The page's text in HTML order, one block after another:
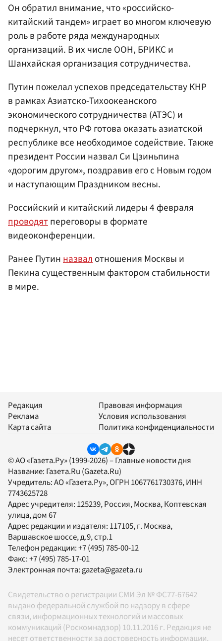
Он обратил внимание, что «российско-
китайский тандем» играет во многом ключевую
роль в работе ряда международных
организаций. В их числе ООН, БРИКС и
Шанхайская организация сотрудничества.
Путин пожелал успехов председательству КНР
в рамках Азиатско-Тихоокеанского
экономического сотрудничества (АТЭС) и
подчеркнул, что РФ готова оказать азиатской
республике все необходимое содействие. Также
президент России назвал Си Цзиньпина
«дорогим другом», поздравив его с Новым годом
и наступающим Праздником весны.
Российский и китайский лидеры 4 февраля
проводятпереговоры в формате
видеоконференции.
Ранее Путинназвалотношения Москвы и
Пекина существенным фактором стабильности
в мире.
Редакция
Реклама
Карта сайта
Правовая информация
Условия использования
Политика конфиденциальности
© АО «Газета.Ру» (1999-2026) – Главные новости дня
Название: Газета.Ru (Gazeta.Ru)
Учредитель:АО «Газета.Ру», ОГРН 1067761730376, ИНН
7743625728
Адрес учредителя: 125239, Россия, Москва, Коптевская
улица, дом 67
Адрес редакции и издателя: 117105, г. Москва,
Варшавское шоссе, д.9, стр.1
Телефон редакции:+7 (495) 785-00-12
Факс:+7 (495) 785-17-01
Электронная почта: gazeta@gazeta.ru
Свидетельство о регистрации СМИ Эл № ФС77-67642
выдано федеральной службой по надзору в сфере
связи, информационных технологий и массовых
коммуникаций (Роскомнадзор) 10.11.2016 г. Редакция не